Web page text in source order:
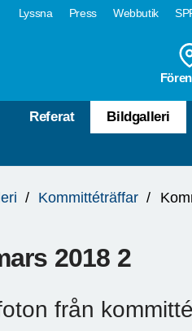
Lyssna Press Webbutik
Referat Bildgalleri
Kommittéträffar
2018 2
från